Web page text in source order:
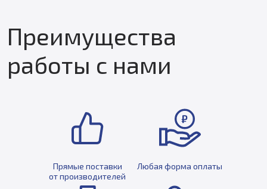
Преимущества
работы с нами
Прямые поставки
от производителей
Любая форма оплаты